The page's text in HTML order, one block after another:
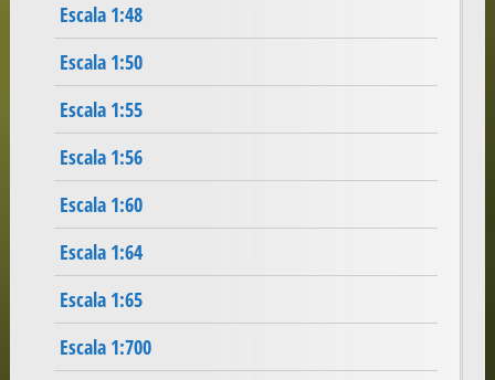
Escala 1:48
Escala 1:50
Escala 1:55
Escala 1:56
Escala 1:60
Escala 1:64
Escala 1:65
Escala 1:700